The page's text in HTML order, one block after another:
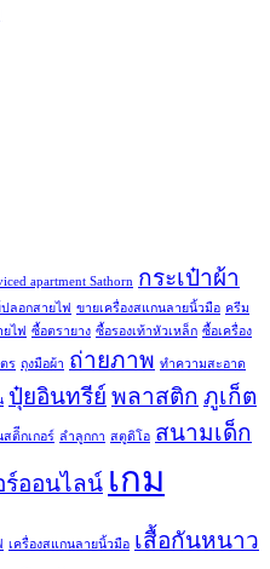
apartment Sathorn กระเป๋าผ้า
ลอกสายไฟ ขายเครื่องสแกนลายนิ้วมือ ครีม
ไฟ ซื้อตรายาง ซื้อรองเท้าหัวเหล็ก ซื้อเครื่อง
ร ถุงมือผ้า ถ่ายภาพ ทำความสะอาด
ปุ๋ยอินทรีย์ พลาสติก ภูเก็ต
สติีกเกอร์ ลำลูกกา สตูดิโอ สนามเด็ก
ร์ออนไลน์ เกม
เครื่องสแกนลายนิ้วมือ เสื้อกันหนาว